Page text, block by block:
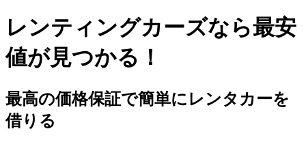
レンティングカーズなら最安
値が見つかる！
最高の価格保証で簡単にレンタカーを
借りる